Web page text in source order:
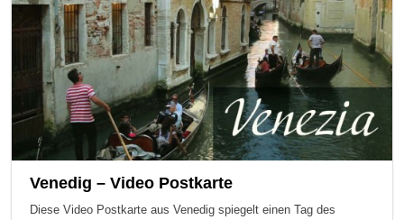
Venedig – Video Postkarte
Diese Video Postkarte aus Venedig spiegelt einen Tag des